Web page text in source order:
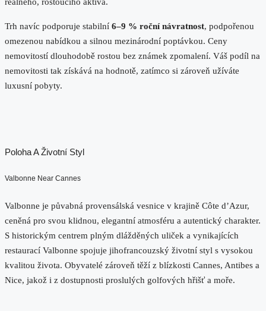
Trh navíc podporuje stabilní 6–9 % roční návratnost, podpořenou
omezenou nabídkou a silnou mezinárodní poptávkou. Ceny
nemovitostí dlouhodobě rostou bez známek zpomalení. Váš podíl na
nemovitosti tak získává na hodnotě, zatímco si zároveň užíváte
luxusní pobyty.
Poloha A Životní Styl
Valbonne Near Cannes
Valbonne je půvabná provensálská vesnice v krajině Côte d’Azur,
ceněná pro svou klidnou, elegantní atmosféru a autentický charakter.
S historickým centrem plným dlážděných uliček a vynikajících
restaurací Valbonne spojuje jihofrancouzský životní styl s vysokou
kvalitou života. Obyvatelé zároveň těží z blízkosti Cannes, Antibes a
Nice, jakož i z dostupnosti proslulých golfových hřišť a moře.